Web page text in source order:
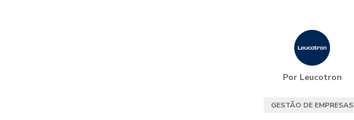
Por Leucotron
GESTÃO DE EMPRESAS